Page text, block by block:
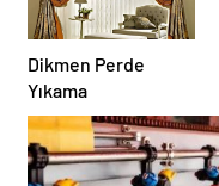
Dikmen Perde
Yıkama